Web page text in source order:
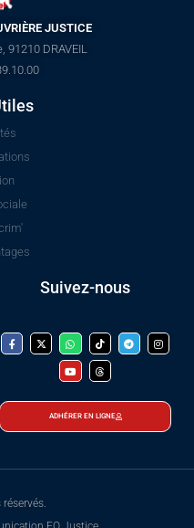
JUSTICE
91210 DRAVEIL
Suivez-nous
ADHÉRER EN LIGNE